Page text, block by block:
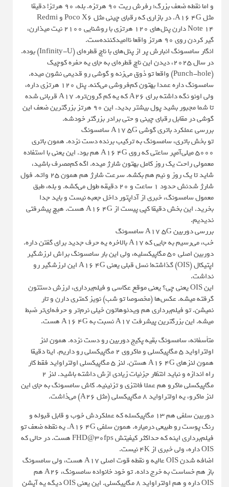
و اما نقطه ضعف بزرگ؛ رفرش ريت 90 هرتزه. بله، 90 هرتز! دقیقا
مثل A16 4G. در بازاری که رقبای چینی مثل Poco X6 و Redmi
Note 14 دارن پنل‌های 120 هرتزی با روشنایی 2100 نیت میذارن،
گیر کردن روی 90 هرتز واقعا ناامیدکننده‌ست.
انگار سامسونگ انبارش پر از پنل‌های با ناچ قطره‌ای (Infinity-U) بوده.
در سال 2025، دیدن این ناچ قطره‌ای به جای یه حفره کوچیک
(Punch-hole) واقعا تو ذوق می‌زنه و گوشی رو قدیمی نشون میده.
سامسونگ داره عمدا بهتون کم‌فروشی می‌کنه. پنل 120 هرتزی داره،
ولی اونو نگه داشته برای A26 که یه کم گرون‌تره. A17 قربانی شده
تا شما مجبور بشید پول بیشتر بدید. این 90 هرتز بزرگترین ضعف این
گوشی در مقابل رقبای چینی و حتی برادر بزرگتر خودشه.
بررسی عملکرد باتری گوشی A17 5G سامسونگ
تو بخش باتری، سامسونگ به ترکیب برنده دست نزده. همون باتری
5000 میلی‌آمپر ساعتی که روی A16 4G هم بود. این یعنی با استفاده
معمولی راحت یک روز کامل بهتون شارژ میده. اگه کم‌مصرف باشید،
شاید تا یک روز و نیم هم بکشه. سرعت شارژ هم همون 25 واته. فول
شارژ شدنش حدود 1 ساعت و 20 دقیقه طول می‌کشه. و بله، طبق
معمول سامسونگ، خبری از آداپتور داخل جعبه نیست و باید جدا
بخرید. این بخش دقیقا کپی پیست از A16 4G هست. هیچ پیشرفتی
ندیدیم.
بررسی دوربین A17 5G سامسونگ
خب، می‌رسیم به جایی که A17 بالاخره یه حرف جدید برای گفتن داره.
دوربین اصلی 50 مگاپیکسلیه، ولی این بار سامسونگ براش لرزشگیر
اپتیکال (OIS) گذاشته! نسل قبلی یعنی A16 4G این لرزشگیر رو
نداشت.
این OIS یعنی چی؟ یعنی موقع عکاسی و فیلم‌برداری، لرزش دستتون
گرفته میشه. عکس‌ها (مخصوصا تو شب) نویز کمتری دارن و تار
نمیشن. تو فیلم‌برداری هم ویدئوهاتون خیلی نرم‌تر و حرفه‌ای‌تر ضبط
میشه. این بزرگترین پیشرفت A17 نسبت به A16 4G هست.
متأسفانه، سامسونگ بقیه پکیج دوربین رو دست نزده. همون لنز
اولتراواید 5 مگاپیکسلی و ماکروی 2 مگاپیکسلی رو داریم. اینا دقیقا
همون لنزهای A16 4G هستن. لنز 5 مگاپیکسلی اولتراواید فقط کار
راه اندازه و نباید انتظار جزئیات زیادی ازش داشته باشید. لنز 2
مگاپیکسلی ماکرو هم عملا فانتزی و تزئینیه. کاش سامسونگ به جای این
لنز ماکرو، یه اولتراواید 8 مگاپیکسلی (مثل A26) می‌ذاشت.
دوربین سلفی هم 13 مگاپیکسله که عملکردش خوب و قابل قبوله و
رنگ پوست رو طبیعی درمیاره. همون سلفی A16 4G. یه نقطه ضعف تو
فیلم‌برداری اینه که حداکثر کیفیتش FHD@30fps هست. در حالی که
OIS داره، ولی خبری از 4K نیست.
اضافه شدن OIS عالیه و نقطه قوت اصلی A17 هست، ولی سامسونگ
باز هم خساست به خرج داده. تو خود خانواده سامسونگ، A26 هم
OIS داره و هم اولتراواید 8 مگاپیکسلی. این یعنی OIS دیگه یه آپشن